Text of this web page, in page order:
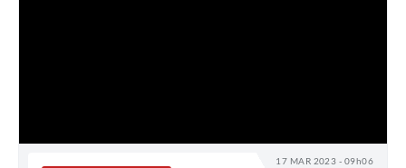
17 MAR 2023 - 09h06